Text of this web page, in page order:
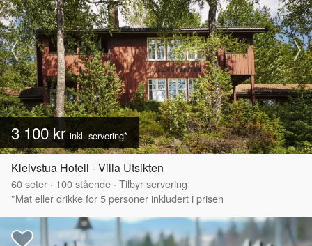
3 100 krinkl. servering*
Kleivstua Hotell - Villa Utsikten
60seter · 100stående · Tilbyr servering
*Mat eller drikke for 5 personer inkludert i prisen